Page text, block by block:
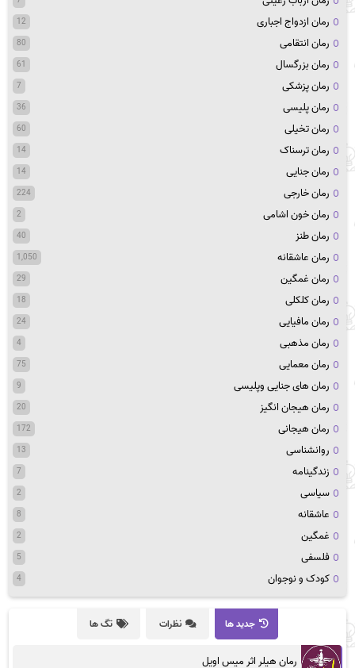
رمان ازدواج اجباری 12
رمان انتقامی 80
رمان بزرگسال 61
رمان پزشکی 7
رمان پلیسی 36
رمان تخیلی 60
رمان ترسناک 14
رمان جنایی 14
رمان خارجی 224
رمان خون اشامی 2
رمان طنز 40
رمان عاشقانه 1,050
رمان غمگین 29
رمان کلکلی 18
رمان مافیایی 24
رمان مذهبی 4
رمان معمایی 75
رمان های جنایی وپلیسی 9
رمان هیجان انگیز 20
رمان هیجانی 172
روانشناسی 13
زندگینامه 7
سیاسی 2
عاشقانه 8
غمگین 2
فلسفی 5
کودک و نوجوان 4
جدید ها نظرات تگ ها
رمان هیلر اثر میس اویل